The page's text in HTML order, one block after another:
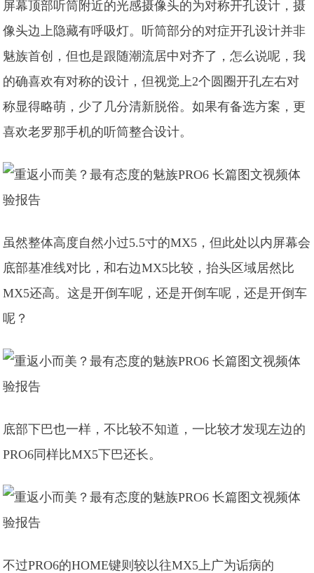
屏幕顶部听筒附近的光感摄像头的为对称开孔设计，摄
像头边上隐藏有呼吸灯。听筒部分的对症开孔设计并非
魅族首创，但也是跟随潮流居中对齐了，怎么说呢，我
的确喜欢有对称的设计，但视觉上2个圆圈开孔左右对
称显得略萌，少了几分清新脱俗。如果有备选方案，更
喜欢老罗那手机的听筒整合设计。
虽然整体高度自然小过5.5寸的MX5，但此处以内屏幕会
底部基准线对比，和右边MX5比较，抬头区域居然比
MX5还高。这是开倒车呢，还是开倒车呢，还是开倒车
呢？
底部下巴也一样，不比较不知道，一比较才发现左边的
PRO6同样比MX5下巴还长。
不过PRO6的HOME键则较以往MX5上广为诟病的